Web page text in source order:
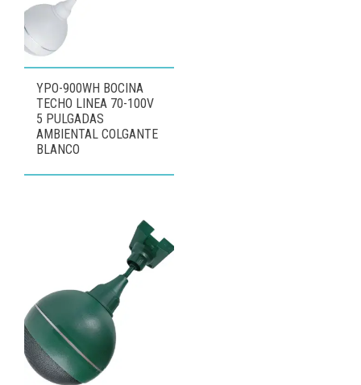
YPO-900WH BOCINA
TECHO LINEA 70-100V
5 PULGADAS
AMBIENTAL COLGANTE
BLANCO